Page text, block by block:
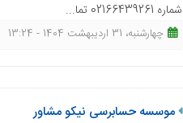
شماره 02166439261 تما...
چهارشنبه، 31 اردیبهشت 1404 - 13:24
موسسه حسابرسی نیکو مشاور